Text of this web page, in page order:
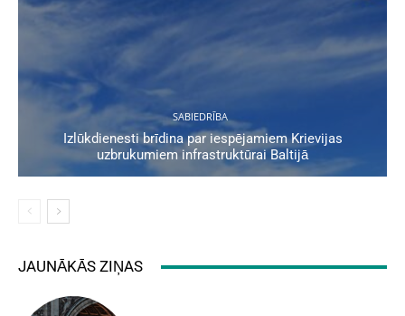
SABIEDRĪBA
Izlūkdienesti brīdina par iespējamiem Krievijas
uzbrukumiem infrastruktūrai Baltijā
JAUNĀKĀS ZIŅAS